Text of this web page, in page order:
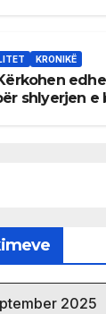
KRONIKË
shlyerjen e
2025